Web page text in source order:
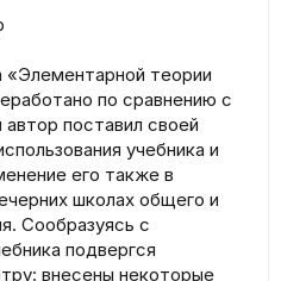
«Элементарной теории
по сравнению с
поставил своей
учебника и
его также в
школах общего и
Сообразуясь с
подвергся
внесены некоторые